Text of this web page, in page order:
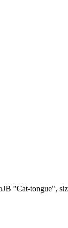
"Cat-tongue",